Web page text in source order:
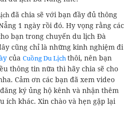
đã chia sẽ với bạn đầy đủ thông
1 ngày rồi đó. Hy vọng rằng các
bạn trong chuyến du lịch Đà
cũng chỉ là những kinh nghiệm đi
của Cuồng Du Lịchthôi, nên bạn
thông tin nữa thì hãy chia sẽ cho
Cảm ơn các bạn đã xem video
ký ủng hộ kênh và nhận thêm
ích khác. Xin chào và hẹn gặp lại